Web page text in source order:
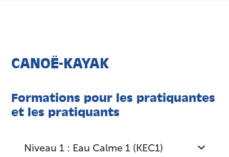
CANOË-KAYAK
Formations pour les pratiquantes
et les pratiquants
Niveau 1 : Eau Calme 1 (KEC1)